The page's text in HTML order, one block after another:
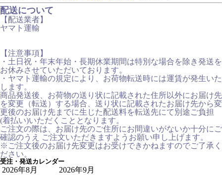
配送について
【配送業者】
ヤマト運輸
【注意事項】
・土日祝・年末年始・長期休業期間は特別な場合を除き発送を
お休みさせていただいております。
・ヤマト運輸の規定により、お荷物転送時には運賃が発生いた
します。
商品発送後、お荷物の送り状に記載された住所以外にお届け先
を変更（転送）する場合、送り状に記載されたお届け先から変
更後のお届け先までに生じた配送料を転送先にて別途ご負担
(着払い)いただくこととなります。
ご注文の際は、お届け先のご住所にお間違いがないか十分にご
確認のうえ ご注文いただきますようお願い申し上げます。
※ご注文後のお届け先変更はお受けできかねますのでご了承く
ださい。
受注・発送カレンダー
2026年8月
2026年9月